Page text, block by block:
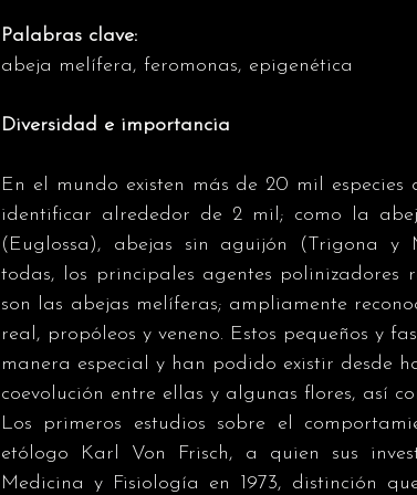
Palabras clave:
abeja melífera, feromonas, epigenética
Diversidad e importancia
En el mundo existen más de 20 mil especies
identificar alrededor de 2 mil; como la
(Euglossa), abejas sin aguijón (Trigona y
todas, los principales agentes polinizadores
son las abejas melíferas; ampliamente
real, propóleos y veneno. Estos pequeños y
manera especial y han podido existir desde
coevolución entre ellas y algunas flores, así
Los primeros estudios sobre el
etólogo Karl Von Frisch, a quien sus
Medicina y Fisiología en 1973, distinción